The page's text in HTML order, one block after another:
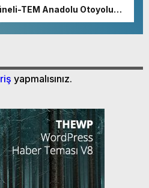
TEM Anadolu Otoyolu
yapmalısınız.